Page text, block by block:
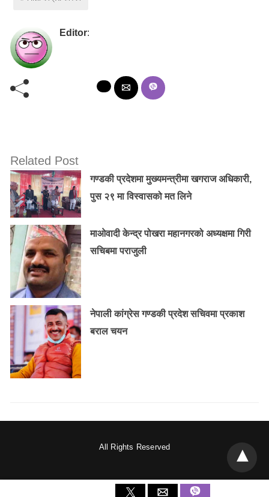
Editor:
Related Post
गण्डकी प्रदेशमा मुख्यमन्त्रीमा खगराज अधिकारी,
पुस २९ मा विस्वासको मत लिने
माओवादी केन्द्र पोखरा महानगरको अध्यक्षमा गिरी
सचिबमा पराजुली
नेपाली कांग्रेस गण्डकी प्रदेश सचिवमा प्रकाश
बराल चयन
All Rights Reserved